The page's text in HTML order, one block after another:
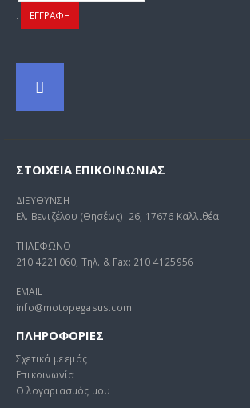
. ΕΓΓΡΑΦΗ
ΣΤΟΙΧΕΊΑ ΕΠΙΚΟΙΝΩΝΊΑΣ
ΔΙΕΥΘΥΝΣΗ
Ελ. Βενιζέλου (Θησέως) 26, 17676 Καλλιθέα
ΤΗΛΕΦΩΝΟ
210 4221060, Τηλ. & Fax: 210 4125956
EMAIL
info@motopegasus.com
ΠΛΗΡΟΦΟΡΙΕΣ
Σχετικά με εμάς
Επικοινωνία
Ο λογαριασμός μου